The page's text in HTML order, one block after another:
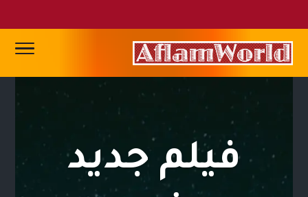
فيلم جديد